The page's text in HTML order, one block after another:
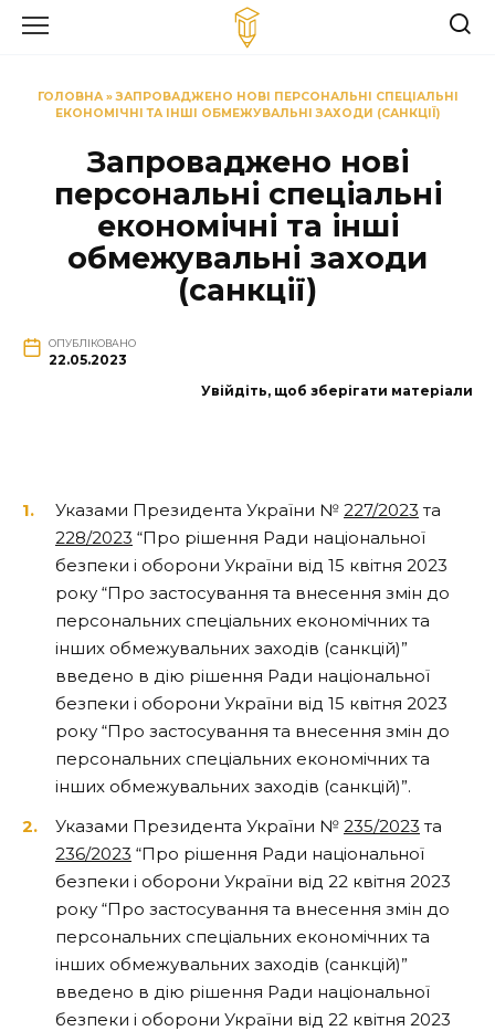
ГОЛОВНА»ЗАПРОВАДЖЕНО НОВІ ПЕРСОНАЛЬНІ СПЕЦІАЛЬНІ
ЕКОНОМІЧНІ ТА ІНШІ ОБМЕЖУВАЛЬНІ ЗАХОДИ (САНКЦІЇ)
Запроваджено нові
персональні спеціальні
економічні та інші
обмежувальні заходи
(санкції)
ОПУБЛІКОВАНО
22.05.2023
Увійдіть, щоб зберігати матеріали
Указами Президента України № 227/2023 та
228/2023 “Про рішення Ради національної
безпеки і оборони України від 15 квітня 2023
року “Про застосування та внесення змін до
персональних спеціальних економічних та
інших обмежувальних заходів (санкцій)”
введено в дію рішення Ради національної
безпеки і оборони України від 15 квітня 2023
року “Про застосування та внесення змін до
персональних спеціальних економічних та
інших обмежувальних заходів (санкцій)”.
Указами Президента України № 235/2023 та
236/2023 “Про рішення Ради національної
безпеки і оборони України від 22 квітня 2023
року “Про застосування та внесення змін до
персональних спеціальних економічних та
інших обмежувальних заходів (санкцій)”
введено в дію рішення Ради національної
безпеки і оборони України від 22 квітня 2023